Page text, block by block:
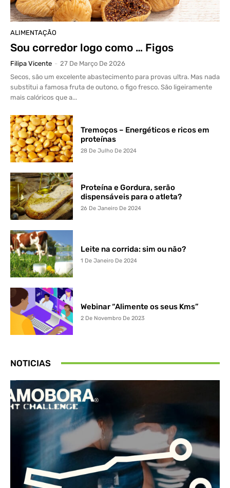
ALIMENTAÇÃO
Sou corredor logo como … Figos
Filipa Vicente - 27 De Março De 2026
Secos, são um excelente abastecimento para provas ultra. Mas nada
substitui a famosa fruta de outono, o figo fresco. São ligeiramente
mais calóricos que a...
Tremoços – Energéticos e ricos em
proteínas
28 De Julho De 2024
Proteína e Gordura, serão
dispensáveis para o atleta?
26 De Janeiro De 2024
Leite na corrida: sim ou não?
1 De Janeiro De 2024
Webinar “Alimente os seus Kms”
2 De Novembro De 2023
NOTICIAS